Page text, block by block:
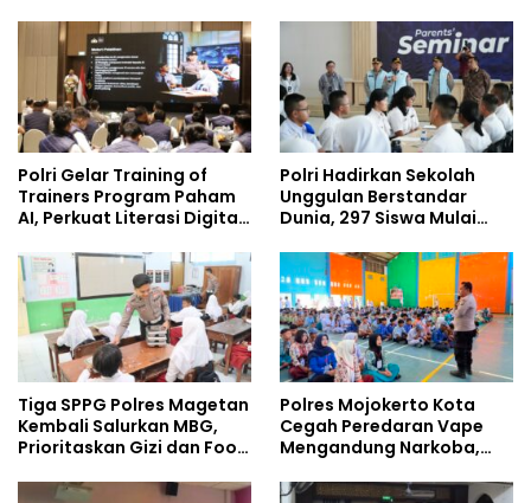
Policing Masuki Babak
Polri Gelar Training of
Trainers Program Paham
AI, Perkuat Literasi Digital
Polri Hadirkan Sekolah
Unggulan Berstandar
Dunia, 297 Siswa Mulai
Tiga SPPG Polres Magetan
Kembali Salurkan MBG,
Prioritaskan Gizi dan Food
Polres Mojokerto Kota
Cegah Peredaran Vape
Mengandung Narkoba,
Kalangan Remaja